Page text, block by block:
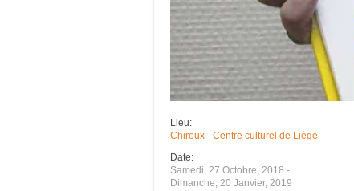
Lieu:
Chiroux - Centre culturel de Liège
Date:
Samedi, 27 Octobre, 2018 -
Dimanche, 20 Janvier, 2019